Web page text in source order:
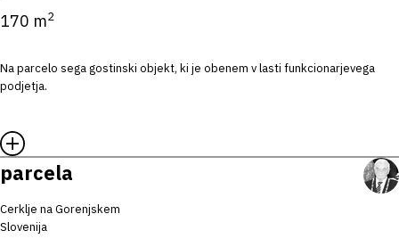
170 m2
Na parcelo sega gostinski objekt, ki je obenem v lasti funkcionarjevega
podjetja.
parcela
Cerklje na Gorenjskem
Slovenija